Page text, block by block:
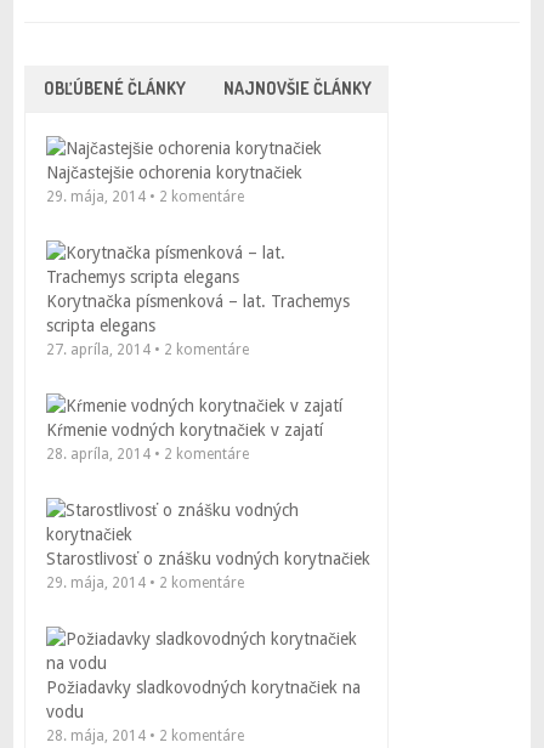
OBĽÚBENÉ ČLÁNKY NAJNOVŠIE ČLÁNKY
Najčastejšie ochorenia korytnačiek
29. mája, 2014 • 2 komentáre
Korytnačka písmenková – lat. Trachemys
scripta elegans
27. apríla, 2014 • 2 komentáre
Kŕmenie vodných korytnačiek v zajatí
28. apríla, 2014 • 2 komentáre
Starostlivosť o znášku vodných korytnačiek
29. mája, 2014 • 2 komentáre
Požiadavky sladkovodných korytnačiek na
vodu
28. mája, 2014 • 2 komentáre